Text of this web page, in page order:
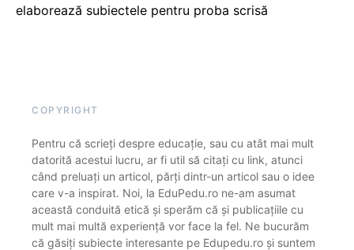
elaborează subiectele pentru proba scrisă
COPYRIGHT
Pentru că scrieți despre educație, sau cu atât mai mult
datorită acestui lucru, ar fi util să citați cu link, atunci
când preluați un articol, părți dintr-un articol sau o idee
care v-a inspirat. Noi, la EduPedu.ro ne-am asumat
această conduită etică și sperăm că și publicațiile cu
mult mai multă experiență vor face la fel. Ne bucurăm
că găsiți subiecte interesante pe Edupedu.ro și suntem